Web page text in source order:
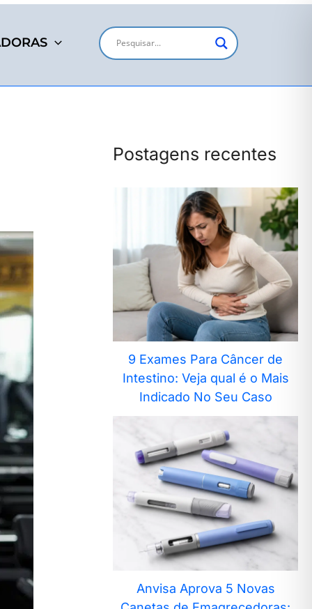
Postagens recentes
9 Exames Para Câncer de
Intestino: Veja qual é o Mais
Indicado No Seu Caso
Anvisa Aprova 5 Novas